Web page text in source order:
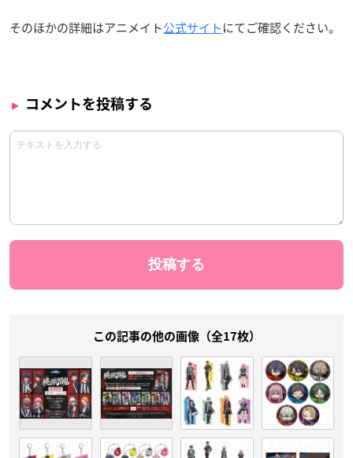
そのほかの詳細はアニメイト公式サイトにてご確認ください。
コメントを投稿する
この記事の他の画像（全17枚）